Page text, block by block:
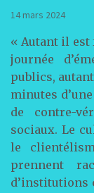
14 mars 2024
« Autant il est
journée
publics,
minutes
de contre-
sociaux. Le
le
prennent
d’institutions